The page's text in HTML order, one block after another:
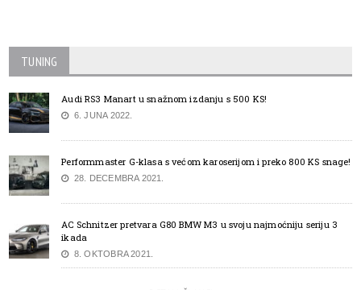
TUNING
Audi RS3 Manart u snažnom izdanju s 500 KS!
6. JUNA 2022.
Performmaster G-klasa s većom karoserijom i preko 800 KS snage!
28. DECEMBRA 2021.
AC Schnitzer pretvara G80 BMW M3 u svoju najmoćniju seriju 3
ikada
8. OKTOBRA 2021.